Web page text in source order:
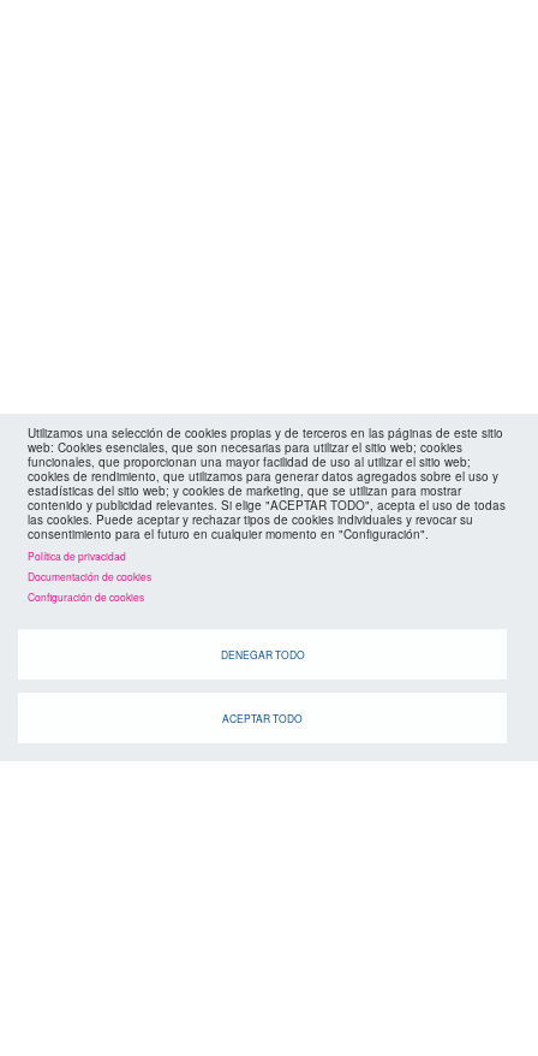
agenda
Utilizamos una selección de cookies propias y de terceros en las páginas de este sitio
web: Cookies esenciales, que son necesarias para utilizar el sitio web; cookies
funcionales, que proporcionan una mayor facilidad de uso al utilizar el sitio web;
cookies de rendimiento, que utilizamos para generar datos agregados sobre el uso y
estadísticas del sitio web; y cookies de marketing, que se utilizan para mostrar
contenido y publicidad relevantes. Si elige "ACEPTAR TODO", acepta el uso de todas
las cookies. Puede aceptar y rechazar tipos de cookies individuales y revocar su
consentimiento para el futuro en cualquier momento en "Configuración".
Política de privacidad
Documentación de cookies
Configuración de cookies
DENEGAR TODO
ACEPTAR TODO